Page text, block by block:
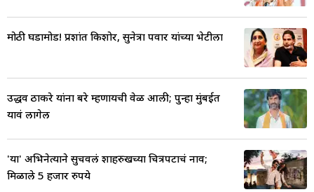
मोठी घडामोड! प्रशांत किशोर, सुनेत्रा पवार यांच्या भेटीला
उद्धव ठाकरे यांना बरे म्हणायची वेळ आली; पुन्हा मुंबईत
यावं लागेल
'या' अभिनेत्याने सुचवलं शाहरुखच्या चित्रपटाचं नाव;
मिळाले 5 हजार रुपये